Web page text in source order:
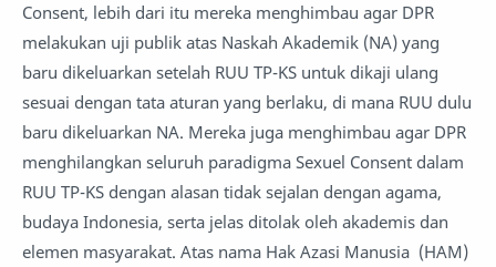
Consent, lebih dari itu mereka menghimbau agar DPR
melakukan uji publik atas Naskah Akademik (NA) yang
baru dikeluarkan setelah RUU TP-KS untuk dikaji ulang
sesuai dengan tata aturan yang berlaku, di mana RUU dulu
baru dikeluarkan NA. Mereka juga menghimbau agar DPR
menghilangkan seluruh paradigma Sexuel Consent dalam
RUU TP-KS dengan alasan tidak sejalan dengan agama,
budaya Indonesia, serta jelas ditolak oleh akademis dan
elemen masyarakat. Atas nama Hak Azasi Manusia (HAM)